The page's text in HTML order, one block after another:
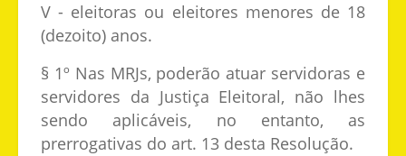
V - eleitoras ou eleitores menores de 18
(dezoito) anos.
§ 1º Nas MRJs, poderão atuar servidoras e
servidores da Justiça Eleitoral, não lhes
sendo aplicáveis, no entanto, as
prerrogativas do art. 13 desta Resolução.